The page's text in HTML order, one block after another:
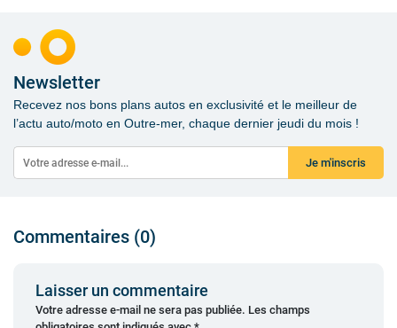
Newsletter
Recevez nos bons plans autos en exclusivité et le meilleur de
l’actu auto/moto en Outre-mer, chaque dernier jeudi du mois !
Je m'inscris
Commentaires (0)
Laisser un commentaire
Votre adresse e-mail ne sera pas publiée. Les champs